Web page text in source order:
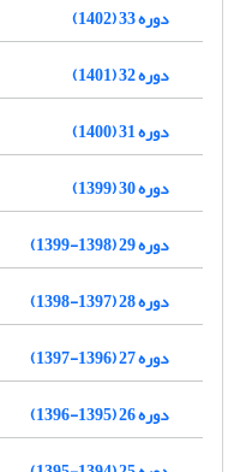
دوره 33 (1402)
دوره 32 (1401)
دوره 31 (1400)
دوره 30 (1399)
دوره 29 (1398-1399)
دوره 28 (1397-1398)
دوره 27 (1396-1397)
دوره 26 (1395-1396)